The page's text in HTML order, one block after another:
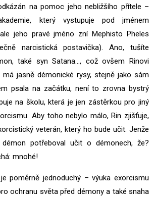
na pomoc jeho nebližšího přítele –
který vystupuje pod jménem
jeho pravé jméno zní Mephisto Pheles
narcistická postavička). Ano, tušíte
také syn Satana…, což ovšem Rinovi
jasně démonické rysy, stejně jako sám
psala na začátku, není to zrovna bystrý
na školu, která je jen zástěrkou pro jiný
Aby toho nebylo málo, Rin zjišťuje,
veterán, který ho bude učit. Jenže
potřeboval učit o démonech, že?
mnohé!
poměrně jednoduchý – výuka exorcismu
ochranu světa před démony a také snaha